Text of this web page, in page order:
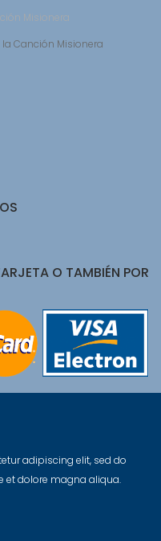
Canción Misionera
O TAMBIÉN POR
adipiscing elit, sed do
et dolore magna aliqua.